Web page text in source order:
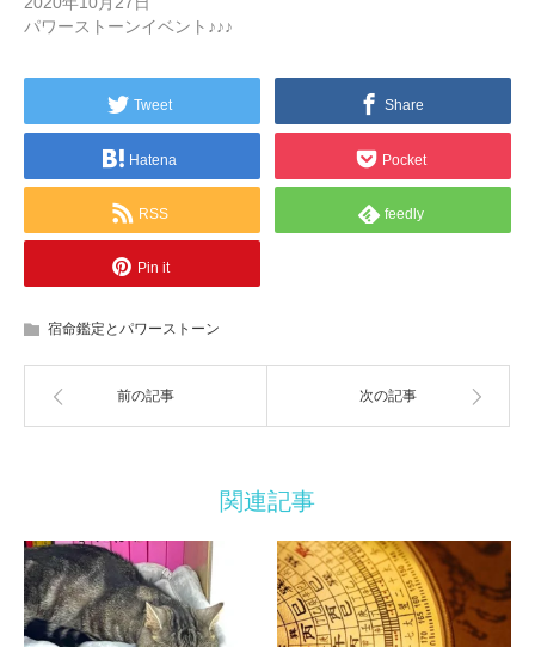
パワーストーンイベント♪♪♪
Tweet Share
Hatena Pocket
RSS feedly
Pin it
宿命鑑定とパワーストーン
前の記事 次の記事
関連記事